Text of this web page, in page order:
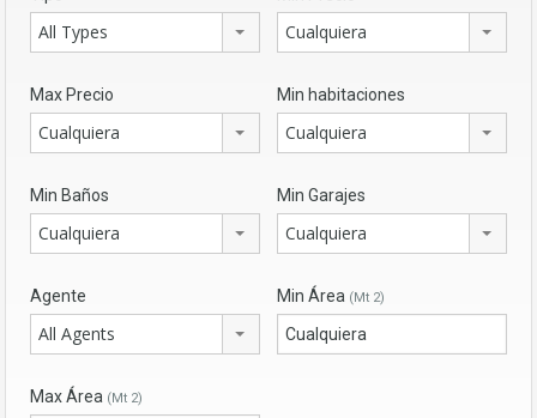
All Types Cualquiera
Max Precio
Cualquiera
Min habitaciones
Cualquiera
Min Baños
Cualquiera
Min Garajes
Cualquiera
Agente
All Agents
Min Área (Mt 2)
Max Área (Mt 2)